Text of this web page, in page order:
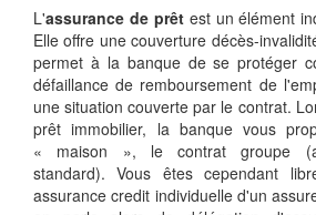
L'assurance de prêtest un élément
Elle offre une couverture décès-
permet à la banque de se protéger
défaillance de remboursement de
une situation couverte par le contrat.
prêt immobilier, la banque vous
« maison », le contrat groupe
standard). Vous êtes cependant
assurance credit individuelle d'un